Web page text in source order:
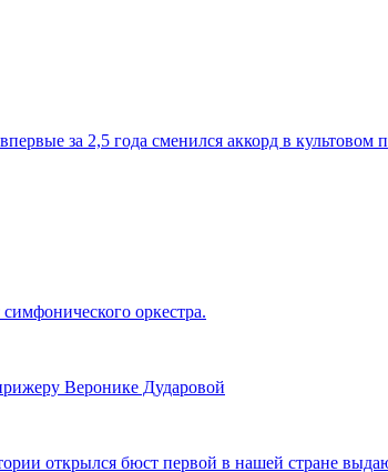
за 2,5 года сменился аккорд в
оркестра.
Веронике Дударовой
открылся бюст первой в нашей стране